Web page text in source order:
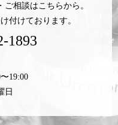
相談はこちらから。
付けております。
1893
19:00
日